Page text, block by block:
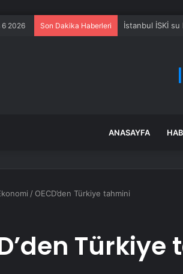
6 2026 Son Dakika Haberleri İstanbul İSKİ
ANASAYFA
/ OECD’den Türkiye tahmini